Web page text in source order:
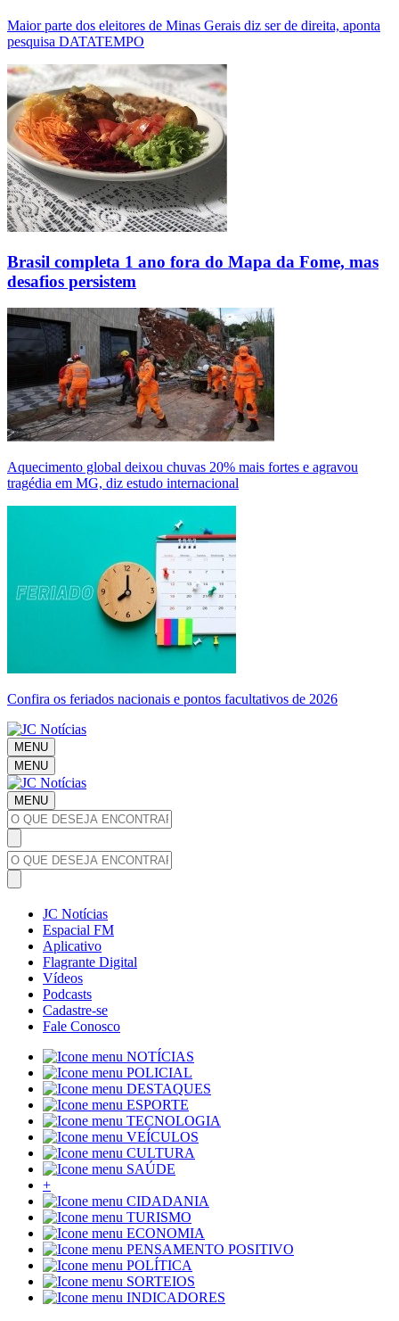
Maior parte dos eleitores de Minas Gerais diz ser de direita, aponta
pesquisa DATATEMPO
Brasil completa 1 ano fora do Mapa da Fome, mas
desafios persistem
Aquecimento global deixou chuvas 20% mais fortes e agravou
tragédia em MG, diz estudo internacional
Confira os feriados nacionais e pontos facultativos de 2026
MENU
MENU
MENU
JC Notícias
Espacial FM
Aplicativo
Flagrante Digital
Vídeos
Podcasts
Cadastre-se
Fale Conosco
NOTÍCIAS
POLICIAL
DESTAQUES
ESPORTE
TECNOLOGIA
VEÍCULOS
CULTURA
SAÚDE
+
CIDADANIA
TURISMO
ECONOMIA
PENSAMENTO POSITIVO
POLÍTICA
SORTEIOS
INDICADORES